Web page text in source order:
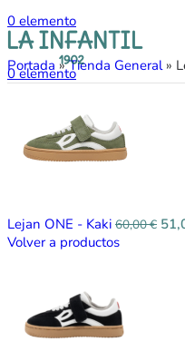
0 elemento
0elemento
Portada »Tienda General»
Lejan ONE - Kaki 60,00€
Volver a productos